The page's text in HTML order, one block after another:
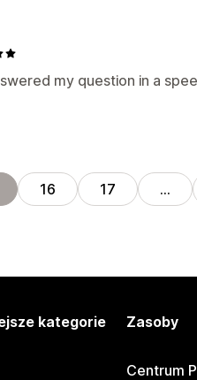
my question in a
16 17 …
kategorie Zasoby
Centrum